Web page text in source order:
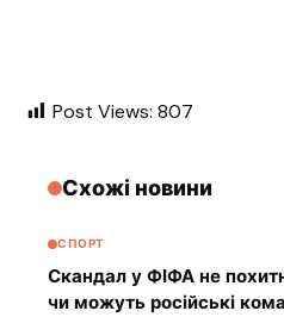
Post Views: 807
Схожі новини
СПОРТ
Скандал у ФІФА не
чи можуть російські